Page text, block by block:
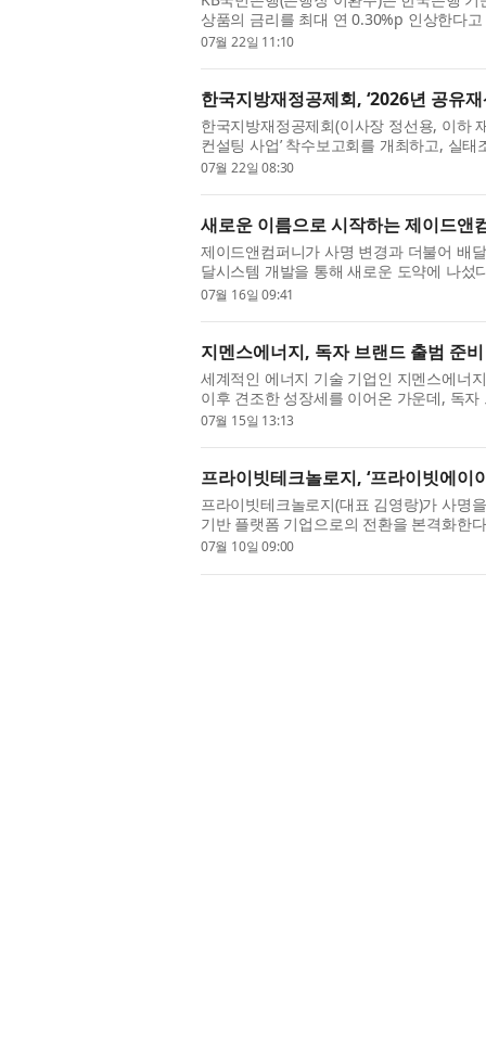
상품의 금리를 최대 연 0.30%p 인상한다
적금은 24일부터 기본 금리가 연 0.20%p
07월 22일 11:10
한국지방재정공제회, ‘2026년 공유
한국지방재정공제회(이사장 정선용, 이하
컨설팅 사업’ 착수보고회를 개최하고, 실
할을 공유했다고 밝혔다. 이번 착수보고회
07월 22일 08:30
새로운 이름으로 시작하는 제이드앤
제이드앤컴퍼니가 사명 변경과 더불어 배
달시스템 개발을 통해 새로운 도약에 나
폼 산업의 성장으로 꾸준한 규모를 유지하
07월 16일 09:41
지멘스에너지, 독자 브랜드 출범 준
세계적인 에너지 기술 기업인 지멘스에너
이후 견조한 성장세를 이어온 가운데, 독
지멘스에너지의 브랜드 사용 기한을 규정
07월 15일 13:13
프라이빗테크놀로지, ‘프라이빗에
프라이빗테크놀로지(대표 김영랑)가 사명
기반 플랫폼 기업으로의 전환을 본격화한
로운 슬로건 ‘Private Intelligence,
07월 10일 09:00